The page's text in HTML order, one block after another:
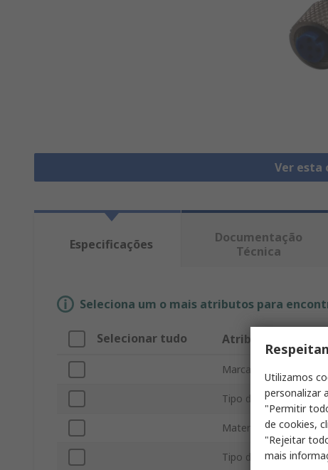
Ver esta
Especificações
Documentação
Técnica
Seleciona um o mais atributos para
Selecionar tudo Atributo
Marca
Tipo de producto
Material de la cubierta
Tipo de termopar
Utilizamos
personalizar
"Permitir
de cookies,
"Rejeitar
mais